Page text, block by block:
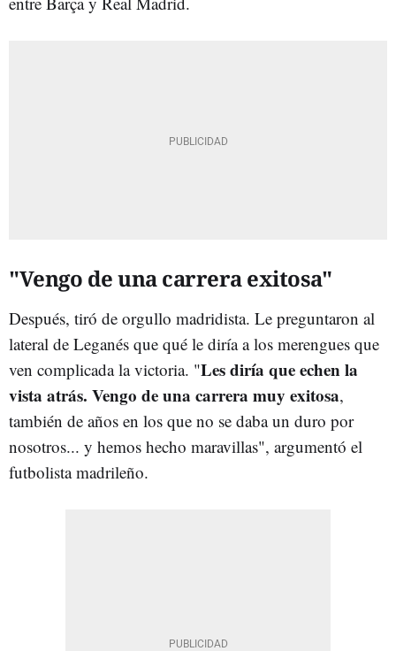
"Vengo de una carrera exitosa"
Después, tiró de orgullo madridista. Le preguntaron al
lateral de Leganés que qué le diría a los merengues que
ven complicada la victoria. "Les diría que echen la
vista atrás. Vengo de una carrera muy exitosa,
también de años en los que no se daba un duro por
nosotros... y hemos hecho maravillas", argumentó el
futbolista madrileño.